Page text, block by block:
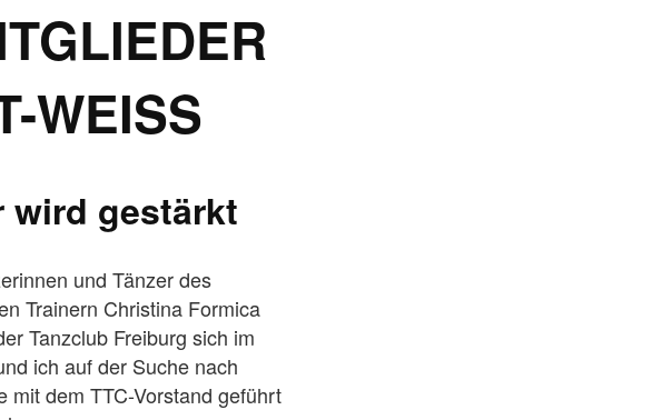
wird gestärkt
und Tänzer des
Trainern Christina Formica
Tanzclub Freiburg sich im
ich auf der Suche nach
mit dem TTC-Vorstand geführt